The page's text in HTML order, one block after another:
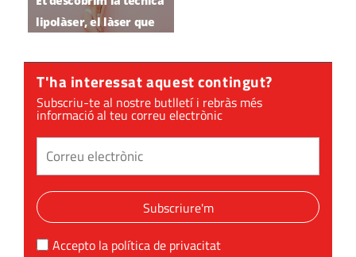
lipolàser, el làser que
localitzat
T'ha interessat aquest contingut?
Subscriu-te al nostre butlletí i rebràs més
informació al teu correu electrònic
Subscriure'm
Accepto la política de privacitat